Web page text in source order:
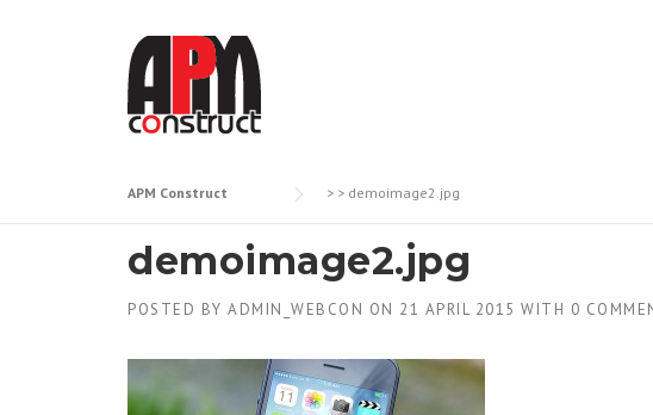
APM Construct > > demoimage2.jpg
demoimage2.jpg
POSTED BY ADMIN_WEBCON ON 21 APRIL 2015 WITH 0